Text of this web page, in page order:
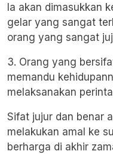
Ia akan dimasukkan
gelar yang sangat
orang yang sangat
3. Orang yang
memandu
melaksanakan
Sifat jujur dan benar
melakukan amal ke
berharga di akhir